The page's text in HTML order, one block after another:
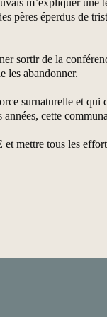
m’expliquer
pères éperdus de
sortir de la
les abandonner.
surnaturelle et
cette
mettre tous les